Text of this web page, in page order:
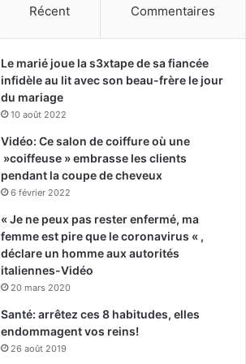
Récent Commentaires
Le marié joue la s3xtape de sa fiancée
infidèle au lit avec son beau-frère le jour
du mariage
10 août 2022
Vidéo: Ce salon de coiffure où une
»coiffeuse » embrasse les clients
pendant la coupe de cheveux
6 février 2022
« Je ne peux pas rester enfermé, ma
femme est pire que le coronavirus « ,
déclare un homme aux autorités
italiennes-Vidéo
20 mars 2020
Santé: arrêtez ces 8 habitudes, elles
endommagent vos reins!
26 août 2019